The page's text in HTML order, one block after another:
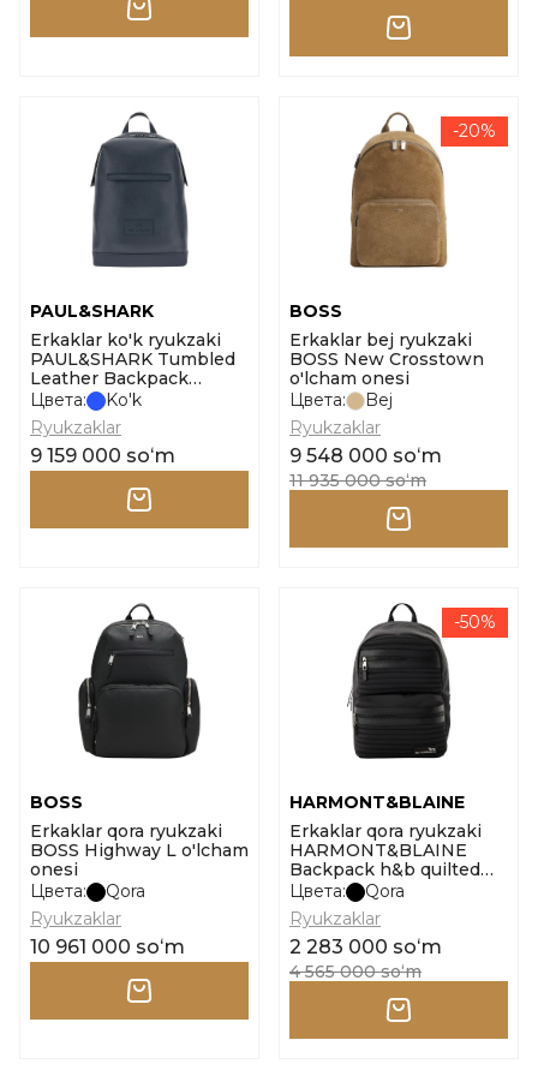
PAUL&SHARK
Erkaklar ko'k ryukzaki
PAUL&SHARK Tumbled
Leather Backpack
o'lcham tgu
Цвета:
Ko'k
Ryukzaklar
9 159 000 soʻm
-20%
BOSS
Erkaklar bej ryukzaki
BOSS New Crosstown
o'lcham onesi
Цвета:
Bej
Ryukzaklar
9 548 000 soʻm
11 935 000 soʻm
BOSS
Erkaklar qora ryukzaki
BOSS Highway L o'lcham
onesi
Цвета:
Qora
Ryukzaklar
10 961 000 soʻm
-50%
HARMONT&BLAINE
Erkaklar qora ryukzaki
HARMONT&BLAINE
Backpack h&b quilted
nylon 004 o'lcham one
size
Цвета:
Qora
Ryukzaklar
2 283 000 soʻm
4 565 000 soʻm